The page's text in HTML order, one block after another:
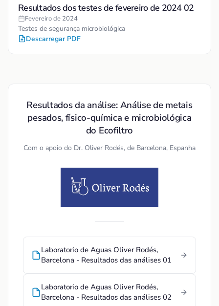
Resultados dos testes de fevereiro de 2024 02
Fevereiro de 2024
Testes de segurança microbiológica
Descarregar PDF
Resultados da análise: Análise de metais
pesados, físico-química e microbiológica
do Ecofiltro
Com o apoio do Dr. Oliver Rodés, de Barcelona, Espanha
Laboratorio de Aguas Oliver Rodés,
Barcelona - Resultados das análises 01
Laboratorio de Aguas Oliver Rodés,
Barcelona - Resultados das análises 02